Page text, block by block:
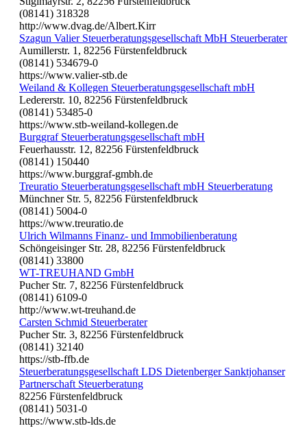
(08141) 318328
http://www.dvag.de/Albert.Kirr
Szagun Valier Steuerberatungsgesellschaft MbH Steuerberater
Aumillerstr. 1, 82256 Fürstenfeldbruck
(08141) 534679-0
https://www.valier-stb.de
Weiland & Kollegen Steuerberatungsgesellschaft mbH
Ledererstr. 10, 82256 Fürstenfeldbruck
(08141) 53485-0
https://www.stb-weiland-kollegen.de
Burggraf Steuerberatungsgesellschaft mbH
Feuerhausstr. 12, 82256 Fürstenfeldbruck
(08141) 150440
https://www.burggraf-gmbh.de
Treuratio Steuerberatungsgesellschaft mbH Steuerberatung
Münchner Str. 5, 82256 Fürstenfeldbruck
(08141) 5004-0
https://www.treuratio.de
Ulrich Wilmanns Finanz- und Immobilienberatung
Schöngeisinger Str. 28, 82256 Fürstenfeldbruck
(08141) 33800
WT-TREUHAND GmbH
Pucher Str. 7, 82256 Fürstenfeldbruck
(08141) 6109-0
http://www.wt-treuhand.de
Carsten Schmid Steuerberater
Pucher Str. 3, 82256 Fürstenfeldbruck
(08141) 32140
https://stb-ffb.de
Steuerberatungsgesellschaft LDS Dietenberger Sanktjohanser
Partnerschaft Steuerberatung
82256 Fürstenfeldbruck
(08141) 5031-0
https://www.stb-lds.de